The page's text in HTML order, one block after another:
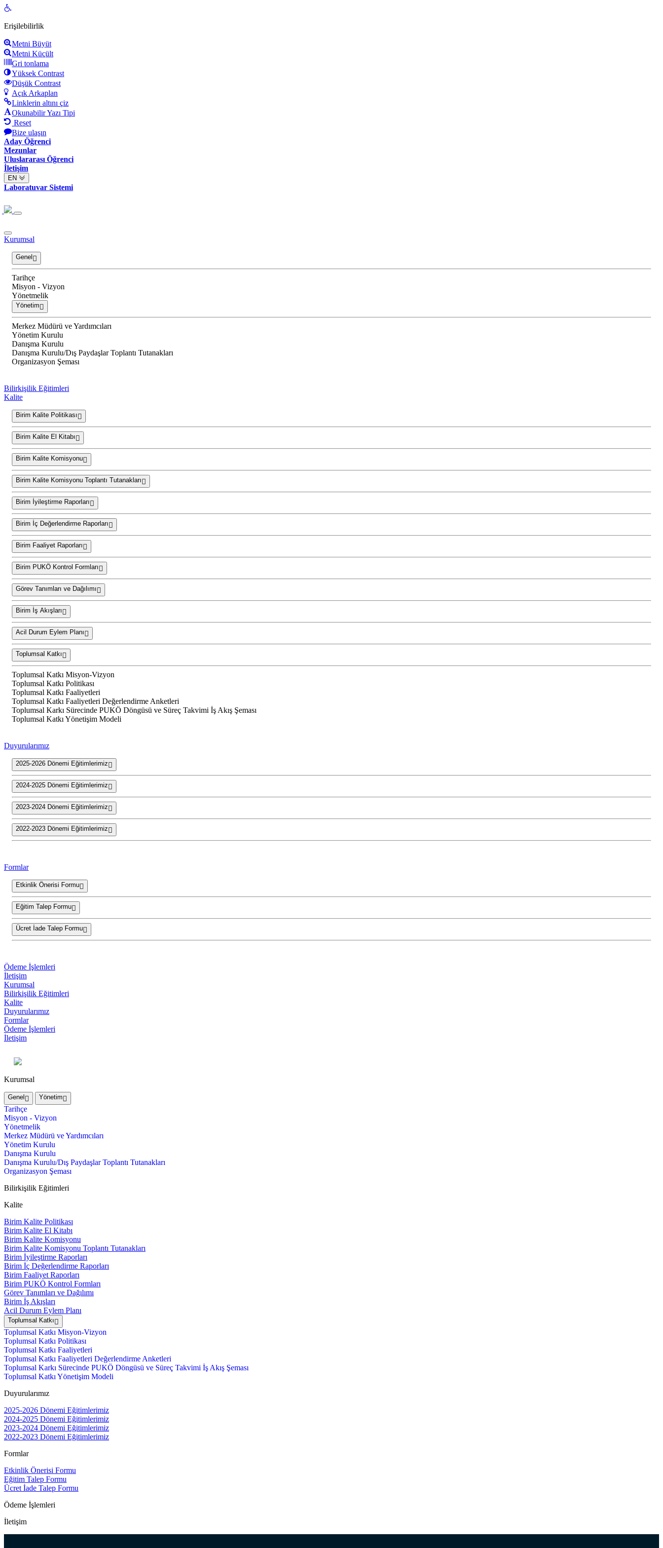
Open
Erişilebilirlik
Metni Büyüt
Metni Küçült
Gri tonlama
Yüksek Contrast
Düşük Contrast
Açık Arkaplan
Linklerin altını çiz
Okunabilir Yazı Tipi
Reset
Bize ulaşın
Aday Öğrenci
Mezunlar
Uluslararası Öğrenci
İletişim
EN
Laboratuvar Sistemi
Kurumsal
Genel
Tarihçe
Misyon - Vizyon
Yönetmelik
Yönetim
Merkez Müdürü ve Yardımcıları
Yönetim Kurulu
Danışma Kurulu
Danışma Kurulu/Dış Paydaşlar Toplantı Tutanakları
Organizasyon Şeması
Bilirkişilik Eğitimleri
Kalite
Birim Kalite Politikası
Birim Kalite El Kitabı
Birim Kalite Komisyonu
Birim Kalite Komisyonu Toplantı Tutanakları
Birim İyileştirme Raporları
Birim İç Değerlendirme Raporları
Birim Faaliyet Raporları
Birim PUKÖ Kontrol Formları
Görev Tanımları ve Dağılımı
Birim İş Akışları
Acil Durum Eylem Planı
Toplumsal Katkı
Toplumsal Katkı Misyon-Vizyon
Toplumsal Katkı Politikası
Toplumsal Katkı Faaliyetleri
Toplumsal Katkı Faaliyetleri Değerlendirme Anketleri
Toplumsal Karkı Sürecinde PUKÖ Döngüsü ve Süreç Takvimi İş Akış Şeması
Toplumsal Katkı Yönetişim Modeli
Duyurularımız
2025-2026 Dönemi Eğitimlerimiz
2024-2025 Dönemi Eğitimlerimiz
2023-2024 Dönemi Eğitimlerimiz
2022-2023 Dönemi Eğitimlerimiz
Formlar
Etkinlik Önerisi Formu
Eğitim Talep Formu
Ücret İade Talep Formu
Ödeme İşlemleri
İletişim
Kurumsal
Bilirkişilik Eğitimleri
Kalite
Duyurularımız
Formlar
Ödeme İşlemleri
İletişim
Kurumsal
Genel Yönetim
Tarihçe
Misyon - Vizyon
Yönetmelik
Merkez Müdürü ve Yardımcıları
Yönetim Kurulu
Danışma Kurulu
Danışma Kurulu/Dış Paydaşlar Toplantı Tutanakları
Organizasyon Şeması
Bilirkişilik Eğitimleri
Kalite
Birim Kalite Politikası
Birim Kalite El Kitabı
Birim Kalite Komisyonu
Birim Kalite Komisyonu Toplantı Tutanakları
Birim İyileştirme Raporları
Birim İç Değerlendirme Raporları
Birim Faaliyet Raporları
Birim PUKÖ Kontrol Formları
Görev Tanımları ve Dağılımı
Birim İş Akışları
Acil Durum Eylem Planı
Toplumsal Katkı
Toplumsal Katkı Misyon-Vizyon
Toplumsal Katkı Politikası
Toplumsal Katkı Faaliyetleri
Toplumsal Katkı Faaliyetleri Değerlendirme Anketleri
Toplumsal Karkı Sürecinde PUKÖ Döngüsü ve Süreç Takvimi İş Akış Şeması
Toplumsal Katkı Yönetişim Modeli
Duyurularımız
2025-2026 Dönemi Eğitimlerimiz
2024-2025 Dönemi Eğitimlerimiz
2023-2024 Dönemi Eğitimlerimiz
2022-2023 Dönemi Eğitimlerimiz
Formlar
Etkinlik Önerisi Formu
Eğitim Talep Formu
Ücret İade Talep Formu
Ödeme İşlemleri
İletişim